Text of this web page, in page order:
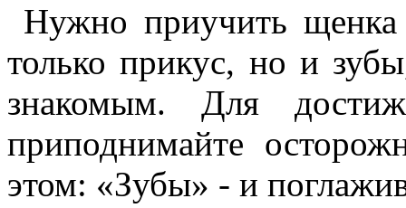
Нужно приучить щенка
только прикус, но и
знакомым. Для
приподнимайте
этом: «Зубы» - и